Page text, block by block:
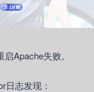
Apache失败。
日志发现：